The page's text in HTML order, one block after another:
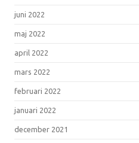
juni 2022
maj 2022
april 2022
mars 2022
februari 2022
januari 2022
december 2021